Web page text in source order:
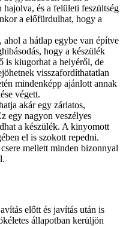
hajolva, és a felületi feszültség
a előfürdulhat, hogy a
a hátlap egybe van építve
hogy a készülék
is kiugorhat a helyéről, de
visszafordíthatatlan
mindenképp ajánlott annak
végett.
akár egy zárlatos,
egy nagyon veszélyes
a készülék. A kinyomott
el is szokott repedni.
mellett minden bizonnyal
előtt és javítás után is
állapotban kerüljön